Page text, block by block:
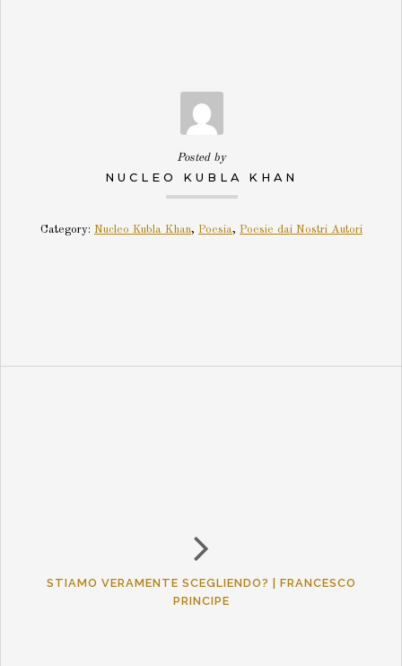
Posted by
NUCLEO KUBLA KHAN
Category: Nucleo Kubla Khan, Poesia, Poesie dai Nostri Autori
STIAMO VERAMENTE SCEGLIENDO? | FRANCESCO
PRINCIPE